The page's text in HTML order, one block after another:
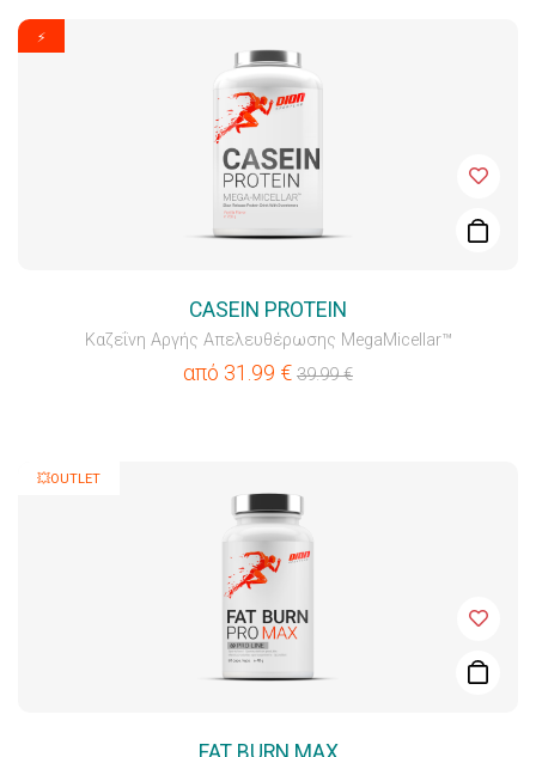
⚡
CASEIN PROTEIN
Καζεΐνη Αργής Απελευθέρωσης MegaMicellar™
από 31.99 € 39.99€
💥OUTLET
FAT BURN MAX